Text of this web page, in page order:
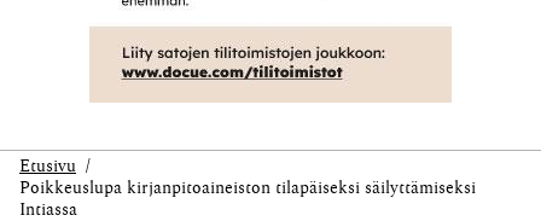
Etusivu
Poikkeuslupa kirjanpitoaineiston tilapäiseksi säilyttämiseksi
Intiassa